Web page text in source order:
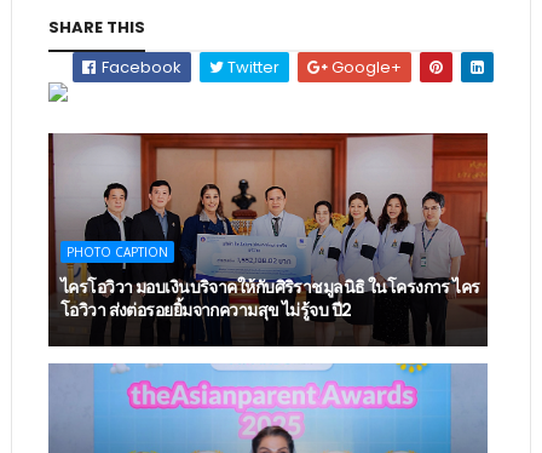
SHARE THIS
Facebook
Twitter Google+
PHOTO CAPTION
ไครโอวิวา มอบเงินบริจาคให้กับศิริราชมูลนิธิ ในโครงการ ไคร
โอวิวา ส่งต่อรอยยิ้มจากความสุข ไม่รู้จบ ปี2